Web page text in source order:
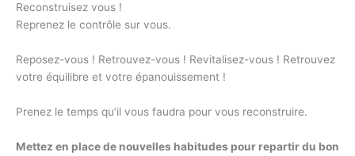
Reconstruisez vous !
Reprenez le contrôle sur vous.
Reposez-vous ! Retrouvez-vous ! Revitalisez-vous ! Retrouvez
votre équilibre et votre épanouissement !
Prenez le temps qu’il vous faudra pour vous reconstruire.
Mettez en place de nouvelles habitudes pour repartir du bon